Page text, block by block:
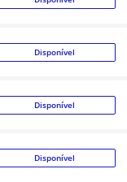
Disponível
Disponível
Disponível